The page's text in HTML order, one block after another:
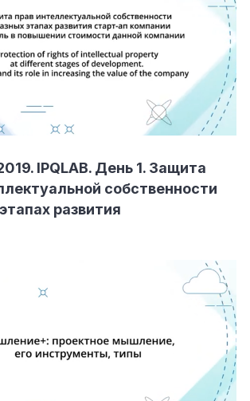
IPQLAB. День 1. Защита
собственности
развития